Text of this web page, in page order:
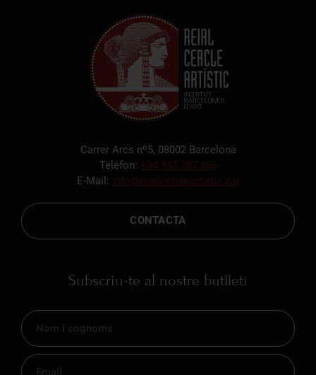
Carrer Arcs nº5, 08002 Barcelona
Telèfon: +34 933 187 866
E-Mail: info@reialcercleartistic.cat
CONTACTA
Subscriu-te al nostre butlletí